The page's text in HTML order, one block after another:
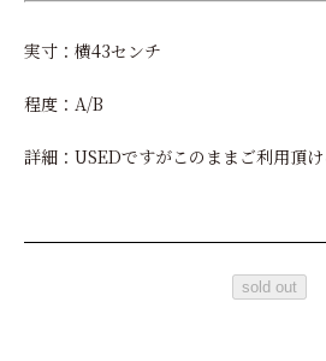
実寸：横43センチ
程度：A/B
詳細：USEDですがこのままご利用頂け
sold out